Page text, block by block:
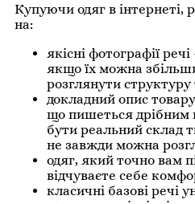
Купуючи одяг в інтернеті,
на:
якісні фотографії
якщо їх можна
розглянути
докладний опис
що пишеться
бути реальний склад
не завжди можна
одяг, який точно вам
відчуваєте себе
класичні базові речі